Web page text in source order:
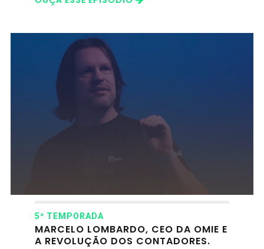
5ª TEMPORADA
MARCELO LOMBARDO, CEO DA OMIE E
A REVOLUÇÃO DOS CONTADORES.